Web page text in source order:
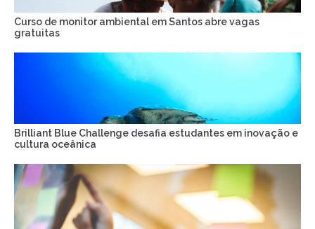
Curso de monitor ambiental em Santos abre vagas
gratuitas
Brilliant Blue Challenge desafia estudantes em inovação e
cultura oceânica